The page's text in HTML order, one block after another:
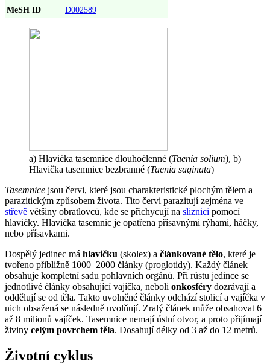
MeSH ID
D002589
a) Hlavička tasemnice dlouhočlenné (Taenia solium), b)
Hlavička tasemnice bezbranné (Taenia saginata)
Tasemnice jsou červi, které jsou charakteristické plochým tělem a
parazitickým způsobem života. Tito červi parazitují zejména ve
střevě většiny obratlovců, kde se přichycují na sliznici pomocí
hlavičky. Hlavička tasemnic je opatřena přísavnými rýhami, háčky,
nebo přísavkami.
Dospělý jedinec má hlavičku (skolex) a článkované tělo, které je
tvořeno přibližně 1000–2000 články (proglotidy). Každý článek
obsahuje kompletní sadu pohlavních orgánů. Při růstu jedince se
jednotlivé články obsahující vajíčka, neboli onkosféry dozrávají a
oddělují se od těla. Takto uvolněné články odchází stolicí a vajíčka v
nich obsažená se následně uvolňují. Zralý článek může obsahovat 6
až 8 milionů vajíček. Tasemnice nemají ústní otvor, a proto přijímají
živiny celým povrchem těla. Dosahují délky od 3 až do 12 metrů.
Životní cyklus